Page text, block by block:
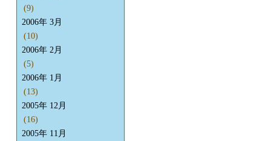
(9)
2006年 3月
(10)
2006年 2月
(5)
2006年 1月
(13)
2005年 12月
(16)
2005年 11月